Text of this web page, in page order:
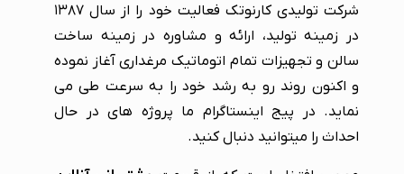
شرکت تولیدی کارنوتک فعالیت خود را از سال ۱۳۸۷
در زمینه تولید، ارائه و مشاوره در زمینه ساخت
سالن و تجهیزات تمام اتوماتیک مرغداری آغاز نموده
و اکنون روند رو به رشد خود را به سرعت طی می
نماید. در پیج اینستاگرام ما پروژه های در حال
احداث را میتوانید دنبال کنید.